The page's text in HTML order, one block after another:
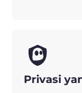
Privasi